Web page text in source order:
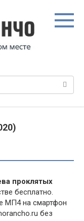
проклятых
бесплатно.
МП4 на смартфон
без